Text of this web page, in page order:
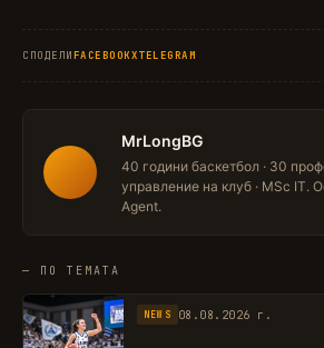
СПОДЕЛИFACEBOOKXTELEGRAM
MrLongBG
40 години баскетбол · 30
управление на клуб · MSc IT.
Agent.
— ПО ТЕМАТА
NEWS 08.08.2026 г.